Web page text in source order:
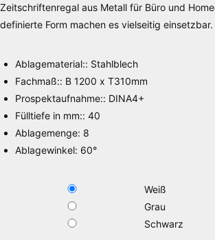
Zeitschriftenregal aus Metall für Büro und
definierte Form machen es vielseitig einsetzbar.
Ablagematerial:: Stahlblech
Fachmaß:: B 1200 x T310mm
Prospektaufnahme:: DINA4+
Fülltiefe in mm:: 40
Ablagemenge: 8
Ablagewinkel: 60°
Weiß
Grau
Schwarz